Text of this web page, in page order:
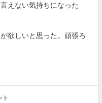
えない気持ちになった
欲しいと思った。頑張ろ
ト